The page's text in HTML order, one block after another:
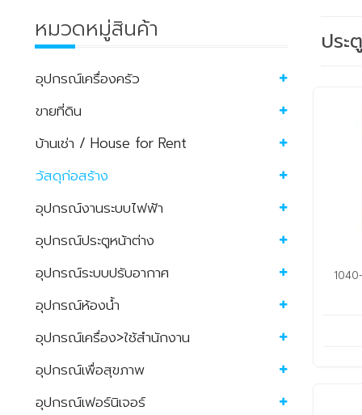
หมวดหมู่สินค้า
อุปกรณ์เครื่องครัว
ขายที่ดิน
บ้านเช่า / House for Rent
วัสดุก่อสร้าง
อุปกรณ์งานระบบไฟฟ้า
อุปกรณ์ประตูหน้าต่าง
อุปกรณ์ระบบปรับอากาศ
อุปกรณ์ห้องน้ำ
อุปกรณ์เครื่อง>ใช้สำนักงาน
อุปกรณ์เพื่อสุขภาพ
อุปกรณ์เฟอร์นิเจอร์
ประ